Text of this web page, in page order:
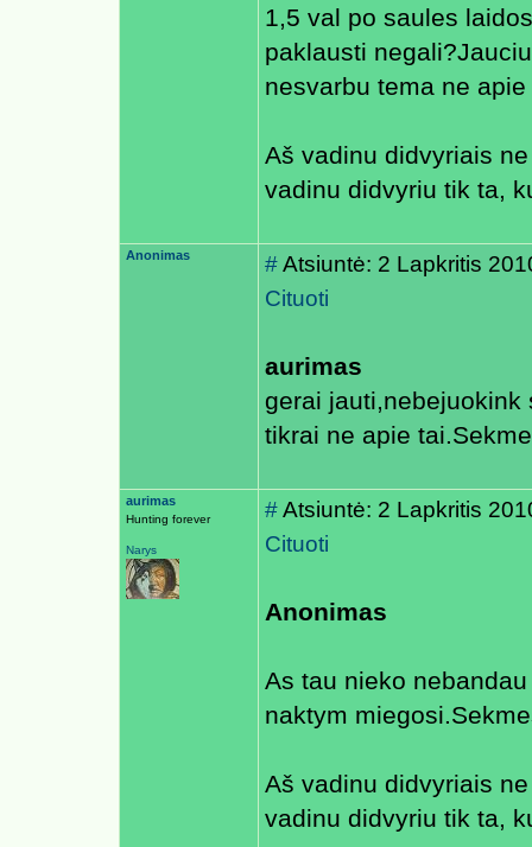
1,5 val po saules
paklausti
nesvarbu tema ne apie
Aš vadinu didvyriais
vadinu didvyriu tik ta,
Anonimas #Atsiuntė: 2 Lapkritis
Cituoti
aurimas
gerai jauti,nebejuokink
tikrai ne apie
aurimas
Hunting forever
Narys
#Atsiuntė: 2 Lapkritis
Cituoti
Anonimas
As tau nieko
naktym
Aš vadinu didvyriais
vadinu didvyriu tik ta,